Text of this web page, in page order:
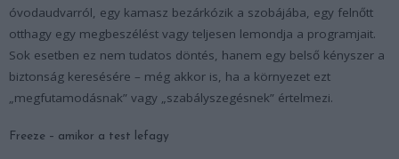
óvodaudvarról, egy kamasz bezárkózik a szobájába, egy felnőtt
otthagy egy megbeszélést vagy teljesen lemondja a programjait.
Sok esetben ez nem tudatos döntés, hanem egy belső kényszer a
biztonság keresésére – még akkor is, ha a környezet ezt
„megfutamodásnak” vagy „szabályszegésnek” értelmezi.
Freeze – amikor a test lefagy